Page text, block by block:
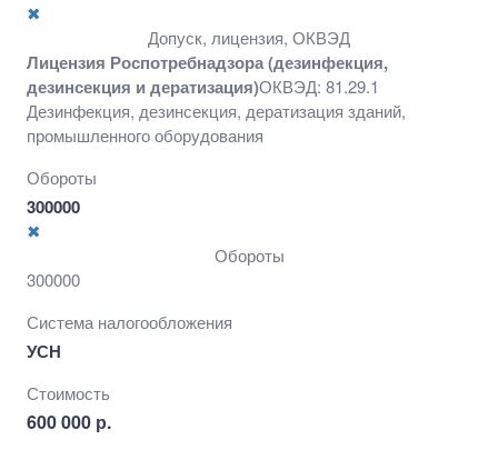
✖
Допуск, лицензия, ОКВЭД
Лицензия Роспотребнадзора (дезинфекция,
дезинсекция и дератизация)ОКВЭД: 81.29.1
Дезинфекция, дезинсекция, дератизация зданий,
промышленного оборудования
Обороты
300000
✖
Обороты
300000
Система налогообложения
УСН
Стоимость
600 000 р.